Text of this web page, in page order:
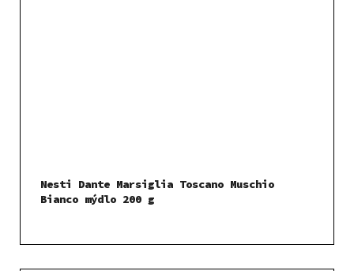
Nesti Dante Marsiglia Toscano Muschio
Bianco mýdlo 200 g